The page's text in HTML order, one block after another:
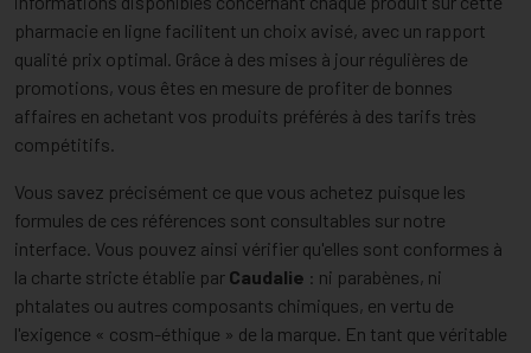
pharmacie en ligne facilitent un choix avisé, avec un rapport
qualité prix optimal. Grâce à des mises à jour régulières de
promotions, vous êtes en mesure de profiter de bonnes
affaires en achetant vos produits préférés à des tarifs très
compétitifs.
Vous savez précisément ce que vous achetez puisque les
formules de ces références sont consultables sur notre
interface. Vous pouvez ainsi vérifier qu'elles sont conformes à
la charte stricte établie par Caudalie : ni parabènes, ni
phtalates ou autres composants chimiques, en vertu de
l'exigence « cosm-éthique » de la marque. En tant que véritable